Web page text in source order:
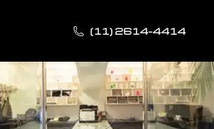
(11) 2614-4414